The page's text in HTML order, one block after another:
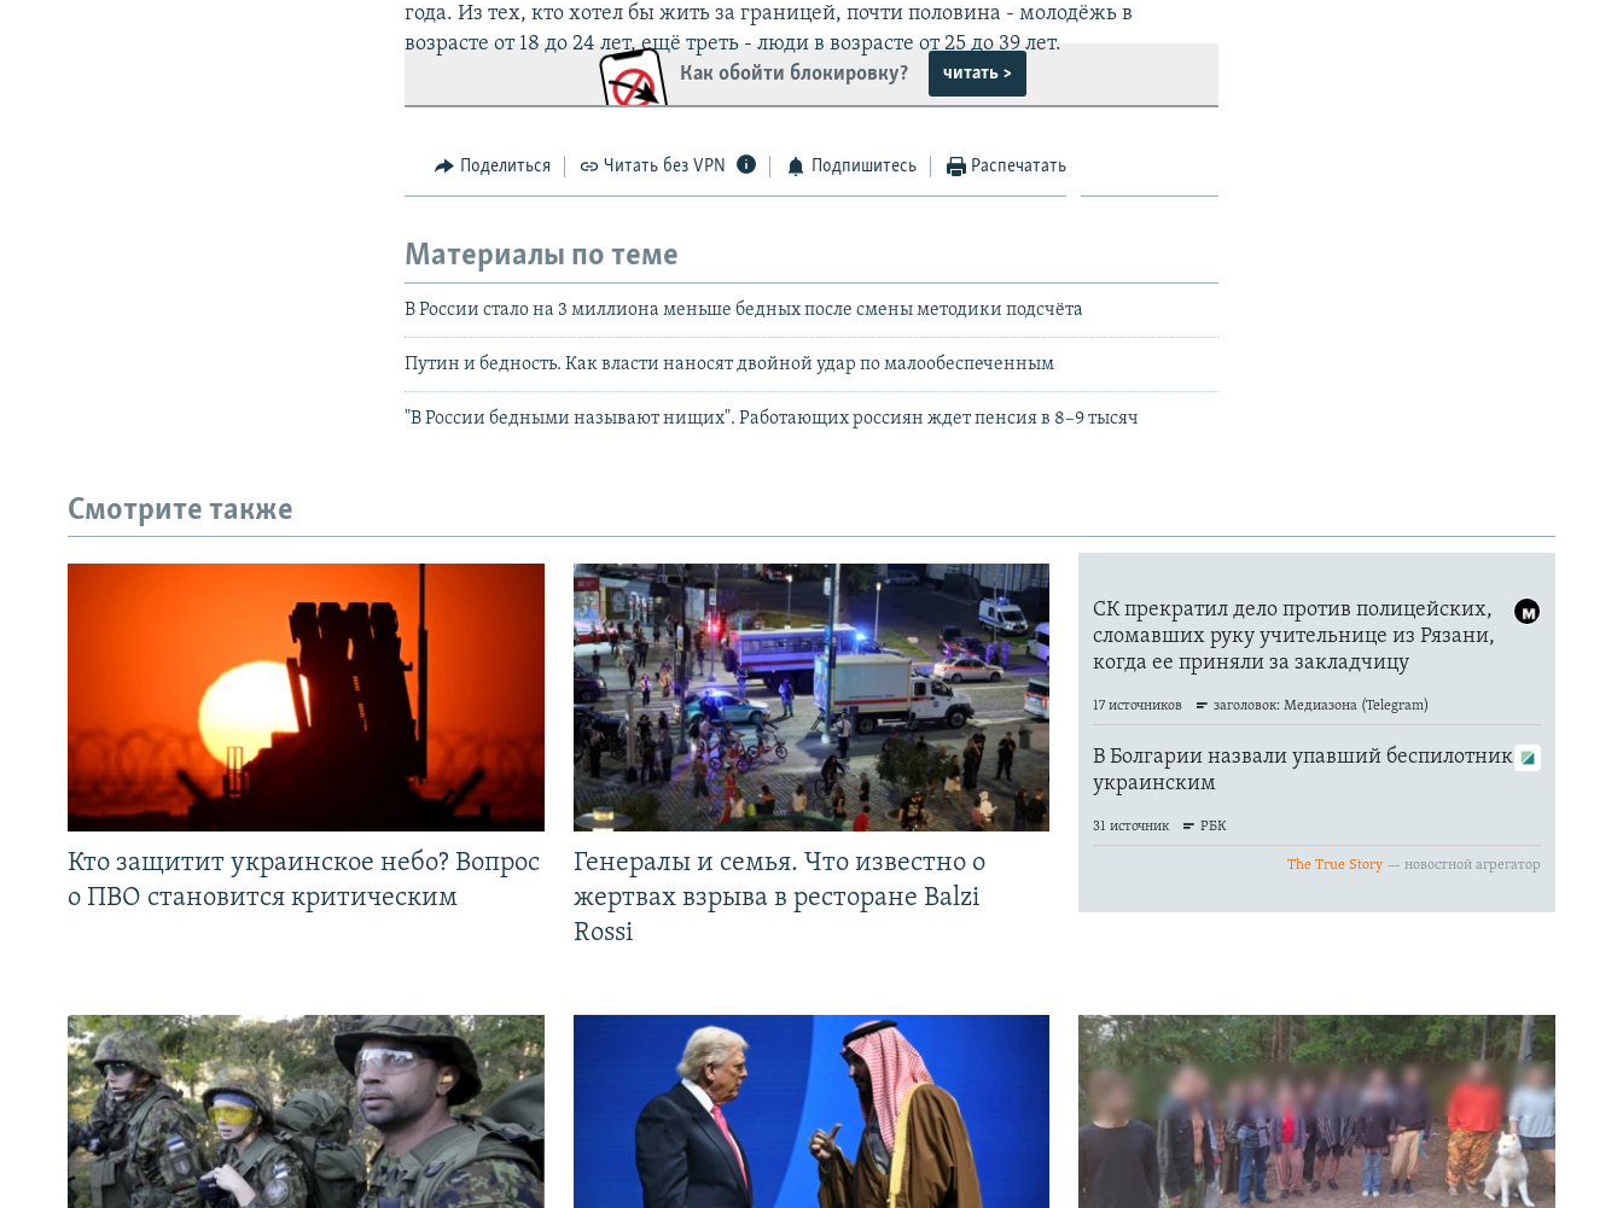
года. Из тех, кто хотел бы жить за границей, почти половина - молодёжь в
возрасте от 18 до 24 лет, ещё треть - люди в возрасте от 25 до 39 лет.
Как обойти блокировку?
читать >
Поделиться Читать без VPN Подпишитесь Распечатать
Материалы по теме
В России стало на 3 миллиона меньше бедных после смены методики подсчёта
Путин и бедность. Как власти наносят двойной удар по малообеспеченным
"В России бедными называют нищих". Работающих россиян ждет пенсия в 8–9 тысяч
Смотрите также
Кто защитит украинское небо? Вопрос
о ПВО становится критическим
Генералы и семья. Что известно о
жертвах взрыва в ресторане Balzi
Rossi